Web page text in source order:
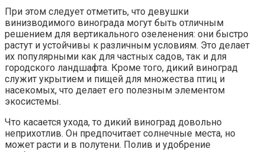
При этом следует отметить, что девушки
винизводимого винограда могут быть отличным
решением для вертикального озеленения: они быстро
растут и устойчивы к различным условиям. Это делает
их популярными как для частных садов, так и для
городского ландшафта. Кроме того, дикий виноград
cлужит укрытием и пищей для множества птиц и
насекомых, что делает его полезным элементом
экосистемы.
Что касается ухода, то дикий виноград довольно
неприхотлив. Он предпочитает солнечные места, но
может расти и в полутени. Полив и удобрение